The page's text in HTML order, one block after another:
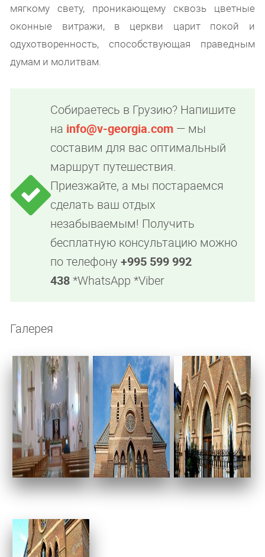
мягкому свету, проникающему сквозь цветные
оконные витражи, в церкви царит покой и
одухотворенность, способствующая праведным
думам и молитвам.
Собираетесь в Грузию? Напишите
на info@v-georgia.com — мы
составим для вас оптимальный
маршрут путешествия.
Приезжайте, а мы постараемся
сделать ваш отдых
незабываемым! Получить
бесплатную консультацию можно
по телефону +995 599 992
438*WhatsApp *Viber
Галерея